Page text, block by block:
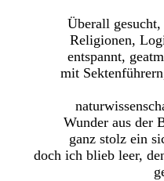
Überall
Religionen,
entspannt,
mit
Wunder aus der
ganz stolz ein
doch ich blieb leer,